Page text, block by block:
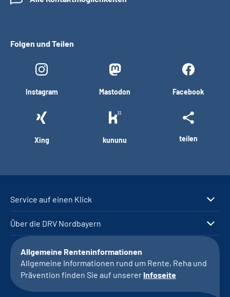
Folgen und Teilen
Instagram Mastodon Facebook
Xing kununu teilen
Service auf einen Klick
Über die DRV Nordbayern
Allgemeine Renteninformationen
Allgemeine Informationen rund um Rente, Reha und
Prävention finden Sie auf unserer Infoseite